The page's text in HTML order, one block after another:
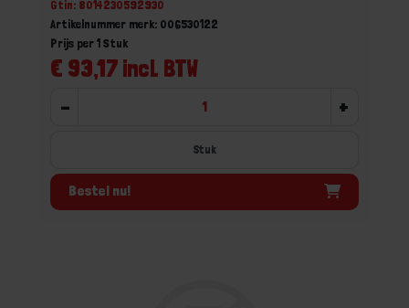
Gtin: 8014230592930
Artikelnummer merk: 006530122
€ 93,17 incl. BTW
Prijs per 1 Stuk
- +
Stuk
Bestel nu!